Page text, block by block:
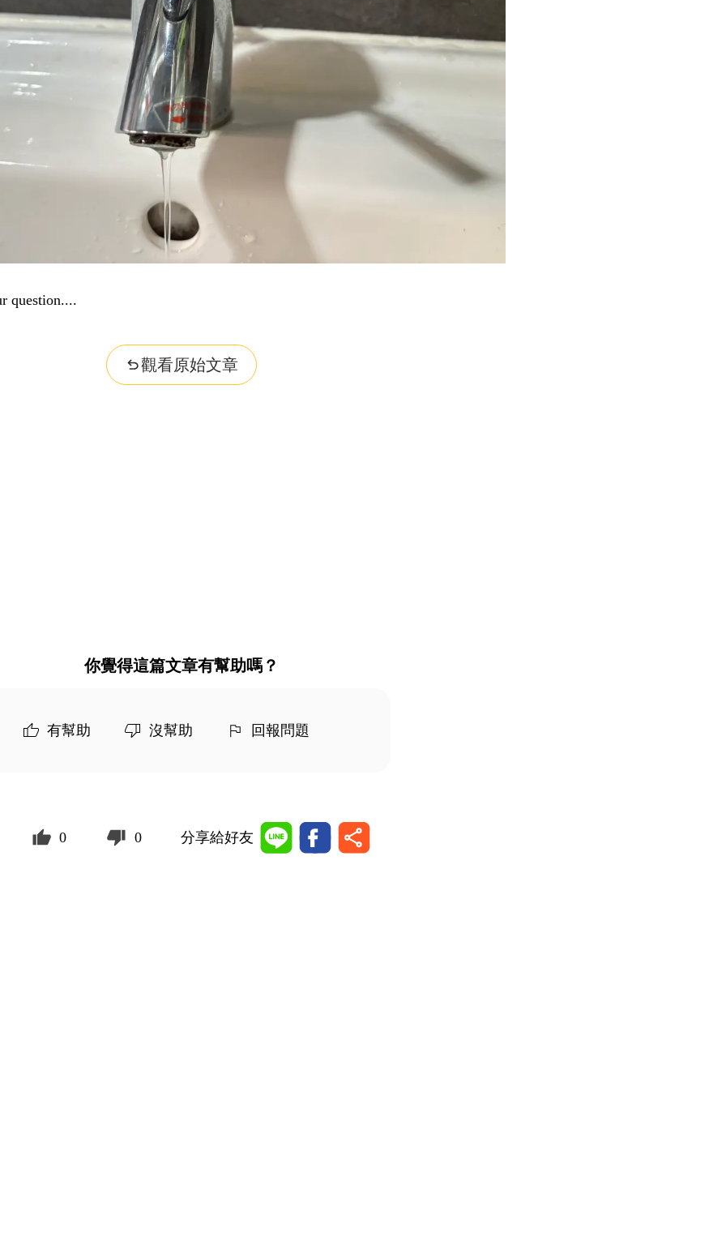
question...
觀看原始文章
你覺得這篇文章有幫助嗎？
有幫助 沒幫助 回報問題
0 0 分享給好友